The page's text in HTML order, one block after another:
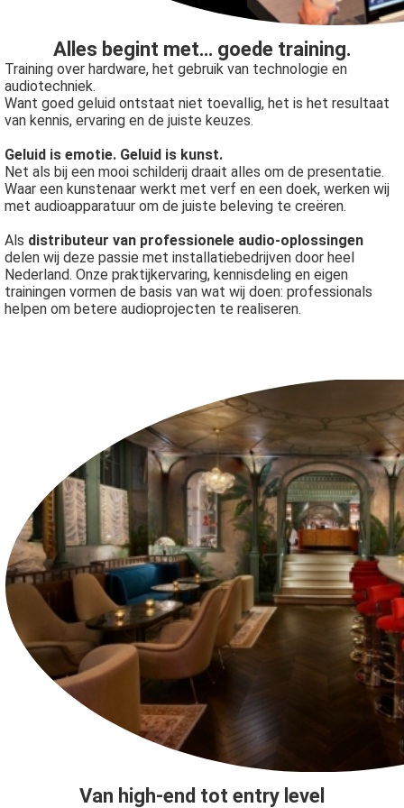
Alles begint met… goede training.
Training over hardware, het gebruik van technologie en
audiotechniek.
Want goed geluid ontstaat niet toevallig, het is het resultaat
van kennis, ervaring en de juiste keuzes.
Geluid is emotie. Geluid is kunst.
Net als bij een mooi schilderij draait alles om de presentatie.
Waar een kunstenaar werkt met verf en een doek, werken wij
met audioapparatuur om de juiste beleving te creëren.
Als distributeur van professionele audio-oplossingen
delen wij deze passie met installatiebedrijven door heel
Nederland. Onze praktijkervaring, kennisdeling en eigen
trainingen vormen de basis van wat wij doen: professionals
helpen om betere audioprojecten te realiseren.
Van high-end tot entry level
Hierdoor
website-